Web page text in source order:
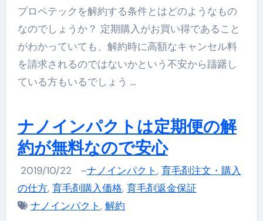
プロペテックを解約する条件とはどのようなもの
なのでしょうか？ 定期購入がお買い得であること
がわかっていても、解約時に高額なキャンセル料
を請求されるのではないかという不安から躊躇し
ている方もいるでしょう …
ナノインパクトは定期便の解
約が無料なので安心
2019/10/22 –ナノインパクト, 育毛剤注文・購入
の仕方, 育毛剤購入価格, 育毛剤返金保証
ナノインパクト, 解約